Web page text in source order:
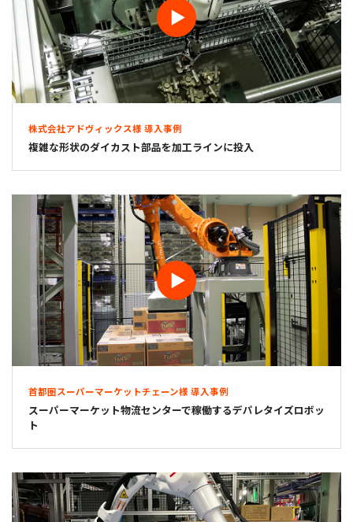
株式会社アドヴィックス様 導入事例
複雑な形状のダイカスト部品を加工ラインに投入
首都圏スーパーマーケットチェーン様 導入事例
スーパーマーケット物流センターで稼働するデパレタイズロボッ
ト